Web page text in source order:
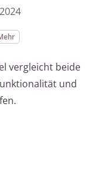
vergleicht beide
und